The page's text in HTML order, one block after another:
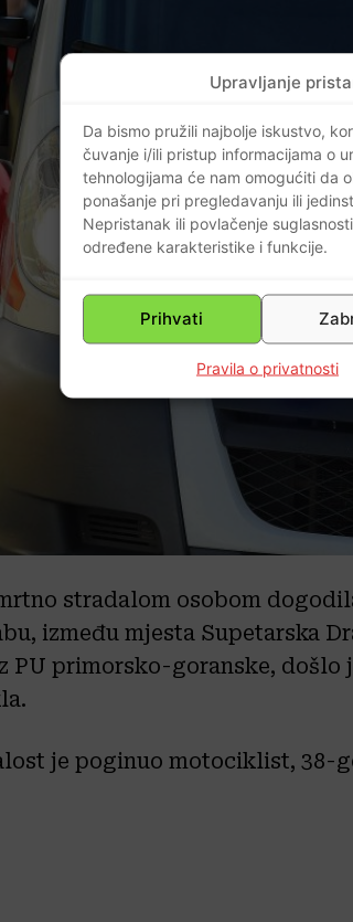
Upravljanje
Da bismo pružili najbolje iskustvo,
čuvanje i/ili pristup informacijama o
tehnologijama će nam omogućiti da
ponašanje pri pregledavanju ili
Nepristanak ili povlačenje
određene karakteristike i funkcije.
Prihvati
Pravila o privatnosti
stradalom osobom
između mjesta Supetarska
PU primorsko-goranske, došlo
je poginuo motociklist, 38-